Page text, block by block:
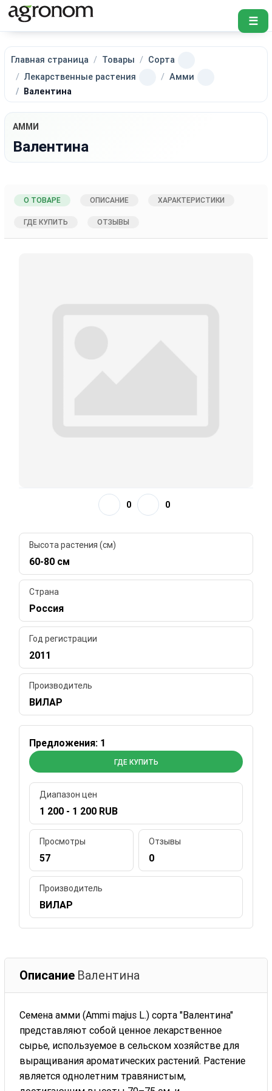
☰
Главная страница Товары
Сорта
Лекарственные растения
Амми
Валентина
АММИ
Валентина
О ТОВАРЕ ОПИСАНИЕ ХАРАКТЕРИСТИКИ
ГДЕ КУПИТЬ ОТЗЫВЫ
0 0
Высота растения (см)
60-80 см
Страна
Россия
Год регистрации
2011
Производитель
ВИЛАР
Предложения: 1
ГДЕ КУПИТЬ
Диапазон цен
1 200 - 1 200 RUB
Просмотры
57
Отзывы
0
Производитель
ВИЛАР
Описание Валентина
Семена амми (Ammi majus L.) сорта "Валентина"
представляют собой ценное лекарственное
сырье, используемое в сельском хозяйстве для
выращивания ароматических растений. Растение
является однолетним травянистым,